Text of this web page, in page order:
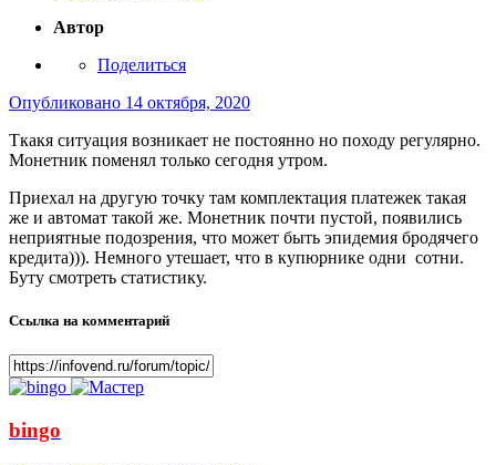
Автор
Поделиться
Опубликовано 14 октября, 2020
Ткакя ситуация возникает не постоянно но походу регулярно.
Монетник поменял только сегодня утром.
Приехал на другую точку там комплектация платежек такая
же и автомат такой же. Монетник почти пустой, появились
неприятные подозрения, что может быть эпидемия бродячего
кредита))). Немного утешает, что в купюрнике одни сотни.
Буту смотреть статистику.
Ссылка на комментарий
bingo